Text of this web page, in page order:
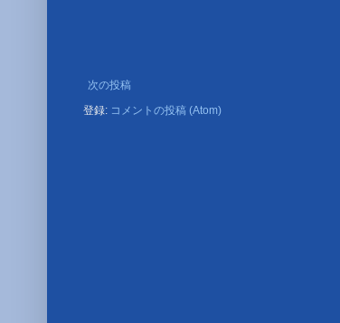
次の投稿
登録: コメントの投稿 (Atom)